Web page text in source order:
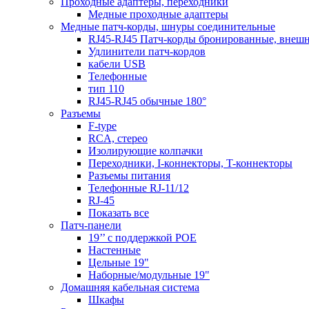
Медные проходные адаптеры
Медные патч-корды, шнуры соединительные
RJ45-RJ45 Патч-корды бронированные,
Удлинители патч-кордов
кабели USB
Телефонные
тип 110
RJ45-RJ45 обычные 180°
Разъемы
F-type
RCA, стерео
Изолирующие колпачки
Переходники, I-коннекторы, T-коннекторы
Разъемы питания
Телефонные RJ-11/12
RJ-45
Показать все
Патч-панели
19’’ с поддержкой POE
Настенные
Цельные 19"
Наборные/модульные 19"
Домашняя кабельная система
Шкафы